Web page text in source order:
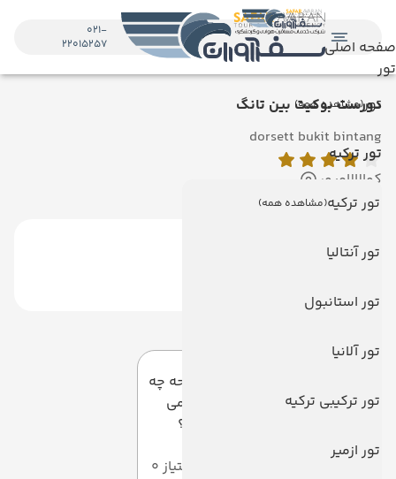
صفحه اصلی
تور
تور(مشاهده همه)
تور ترکیه
تور ترکیه(مشاهده همه)
تور آنتالیا
تور استانبول
تور آلانیا
تور ترکیبی ترکیه
تور ازمیر
021-
22015257
دورست بوکیت بین تانگ
dorsett bukit bintang
کوالالامپور
به این صفحه چه
امتیازی می
دهید؟
میانگین امتیاز 0